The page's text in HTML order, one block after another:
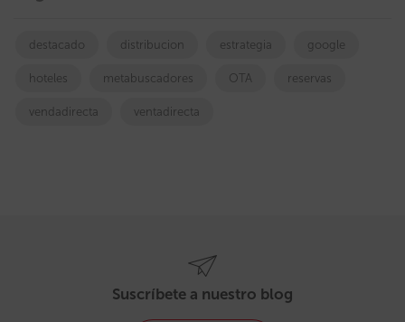
destacado distribucion estrategia google
hoteles metabuscadores OTA reservas
vendadirecta ventadirecta
Suscríbete a nuestro blog